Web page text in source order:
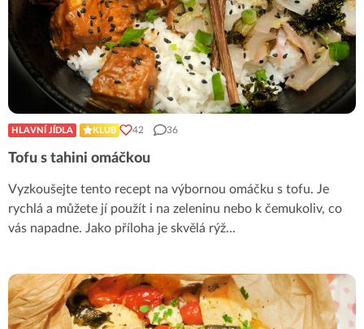
HLAVNÍ JÍDLA KLUB 42 36
Tofu s tahini omáčkou
Vyzkoušejte tento recept na výbornou omáčku s tofu. Je
rychlá a můžete jí použít i na zeleninu nebo k čemukoliv, co
vás napadne. Jako příloha je skvělá rýž...